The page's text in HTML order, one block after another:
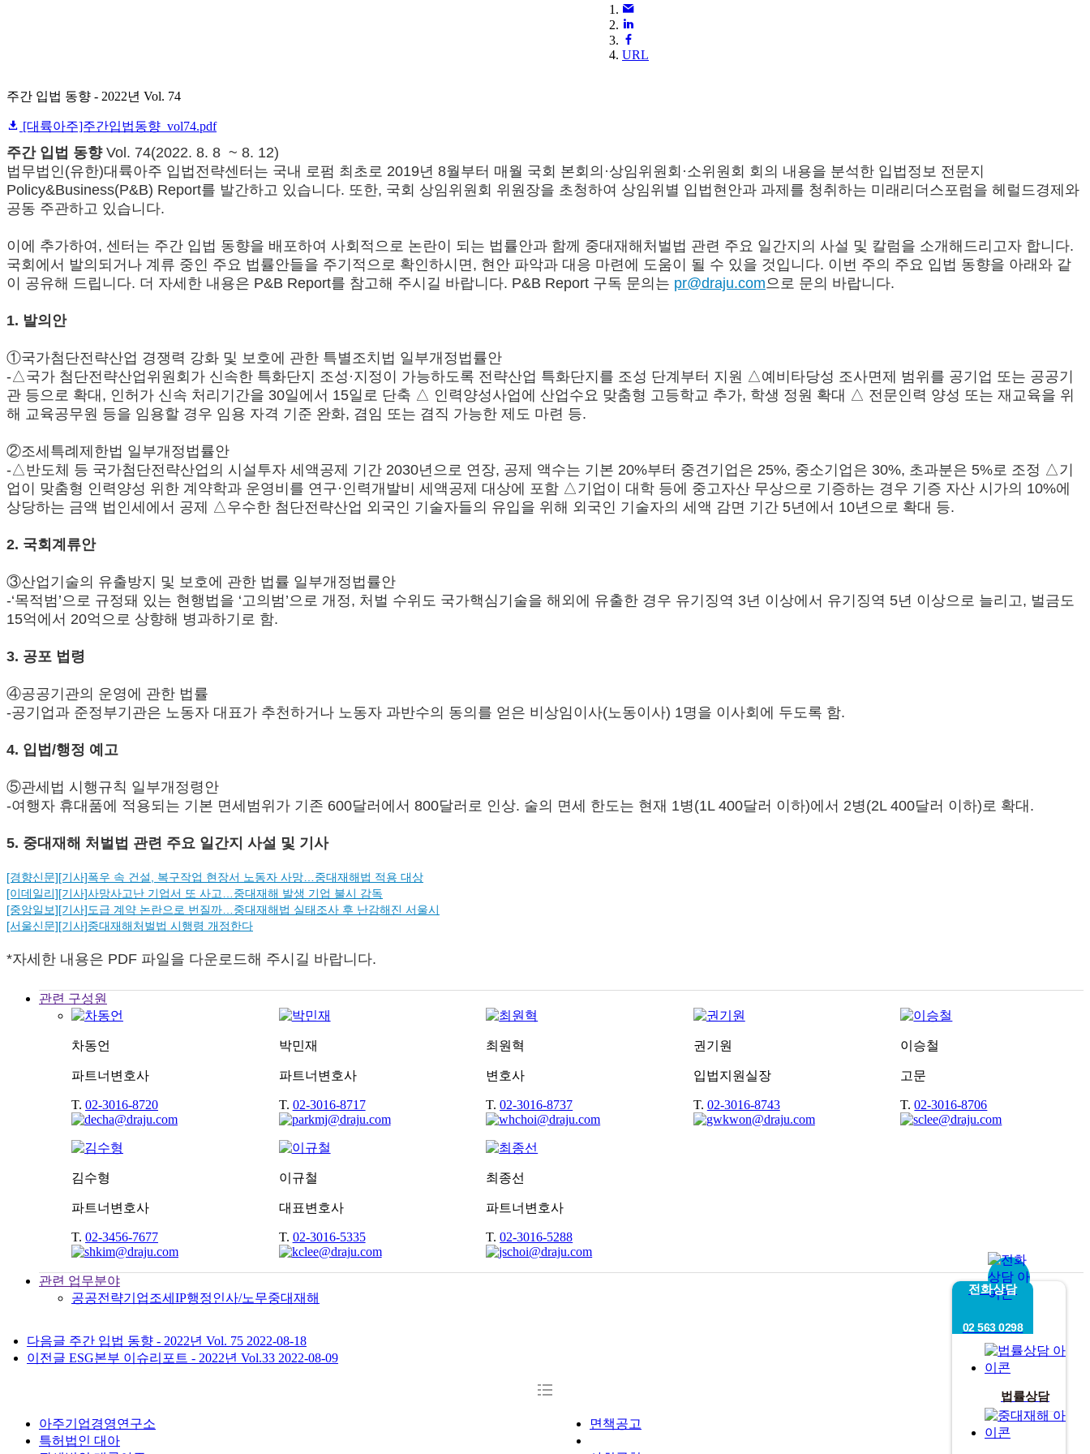
전화상담
02 563 0298
법률상담
URL
주간 입법 동향 - 2022년 Vol. 74
[대륙아주]주간입법동향_vol74.pdf
주간 입법 동향Vol. 74(2022. 8. 8 ~ 8. 12)
법무법인(유한)대륙아주 입법전략센터는 국내 로펌 최초로 2019년 8월부터 매월 국회 본회의·상임위원회·소위원회 회의 내용을 분석한 입법정보 전문지
Policy&Business(P&B) Report를 발간하고 있습니다. 또한, 국회 상임위원회 위원장을 초청하여 상임위별 입법현안과 과제를 청취하는 미래리더스포럼을 헤럴드경제와
공동 주관하고 있습니다.
이에 추가하여, 센터는 주간 입법 동향을 배포하여 사회적으로 논란이 되는 법률안과 함께 중대재해처벌법 관련 주요 일간지의 사설 및 칼럼을 소개해드리고자 합니다.
국회에서 발의되거나 계류 중인 주요 법률안들을 주기적으로 확인하시면, 현안 파악과 대응 마련에 도움이 될 수 있을 것입니다. 이번 주의 주요 입법 동향을 아래와 같
이 공유해 드립니다. 더 자세한 내용은 P&B Report를 참고해 주시길 바랍니다. P&B Report 구독 문의는 pr@draju.com으로 문의 바랍니다.
1. 발의안
①국가첨단전략산업 경쟁력 강화 및 보호에 관한 특별조치법 일부개정법률안
-△국가 첨단전략산업위원회가 신속한 특화단지 조성·지정이 가능하도록 전략산업 특화단지를 조성 단계부터 지원 △예비타당성 조사면제 범위를 공기업 또는 공공기
관 등으로 확대, 인허가 신속 처리기간을 30일에서 15일로 단축 △ 인력양성사업에 산업수요 맞춤형 고등학교 추가, 학생 정원 확대 △ 전문인력 양성 또는 재교육을 위
해 교육공무원 등을 임용할 경우 임용 자격 기준 완화, 겸임 또는 겸직 가능한 제도 마련 등.
②조세특례제한법 일부개정법률안
-△반도체 등 국가첨단전략산업의 시설투자 세액공제 기간 2030년으로 연장, 공제 액수는 기본 20%부터 중견기업은 25%, 중소기업은 30%, 초과분은 5%로 조정 △기
업이 맞춤형 인력양성 위한 계약학과 운영비를 연구·인력개발비 세액공제 대상에 포함 △기업이 대학 등에 중고자산 무상으로 기증하는 경우 기증 자산 시가의 10%에
상당하는 금액 법인세에서 공제 △우수한 첨단전략산업 외국인 기술자들의 유입을 위해 외국인 기술자의 세액 감면 기간 5년에서 10년으로 확대 등.
2. 국회계류안
③산업기술의 유출방지 및 보호에 관한 법률 일부개정법률안
-‘목적범’으로 규정돼 있는 현행법을 ‘고의범’으로 개정, 처벌 수위도 국가핵심기술을 해외에 유출한 경우 유기징역 3년 이상에서 유기징역 5년 이상으로 늘리고, 벌금도
15억에서 20억으로 상향해 병과하기로 함.
3. 공포 법령
④공공기관의 운영에 관한 법률
-공기업과 준정부기관은 노동자 대표가 추천하거나 노동자 과반수의 동의를 얻은 비상임이사(노동이사) 1명을 이사회에 두도록 함.
4. 입법/행정 예고
⑤관세법 시행규칙 일부개정령안
-여행자 휴대품에 적용되는 기본 면세범위가 기존 600달러에서 800달러로 인상. 술의 면세 한도는 현재 1병(1L 400달러 이하)에서 2병(2L 400달러 이하)로 확대.
5. 중대재해 처벌법 관련 주요 일간지 사설 및 기사
[경향신문][기사]폭우 속 건설, 복구작업 현장서 노동자 사망…중대재해법 적용 대상
[이데일리][기사]사망사고난 기업서 또 사고…중대재해 발생 기업 불시 감독
[중앙일보][기사]도급 계약 논란으로 번질까…중대재해법 실태조사 후 난감해진 서울시
[서울신문][기사]중대재해처벌법 시행령 개정한다
*자세한 내용은 PDF 파일을 다운로드해 주시길 바랍니다.
관련 구성원
차동언
파트너변호사
T. 02-3016-8720
박민재
파트너변호사
T. 02-3016-8717
최원혁
변호사
T.02-3016-8737
권기원
입법지원실장
T. 02-3016-8743
이승철
고문
T.02-3016-8706
김수형
파트너변호사
T. 02-3456-7677
이규철
대표변호사
T. 02-3016-5335
최종선
파트너변호사
T.02-3016-5288
관련 업무분야
공공전략기업조세 IP행정인사/노무중대재해
다음글 주간 입법 동향 - 2022년 Vol. 75 2022-08-18
이전글 ESG본부 이슈리포트 - 2022년 Vol.33 2022-08-09
아주기업경영연구소
특허법인 대아
면책공고